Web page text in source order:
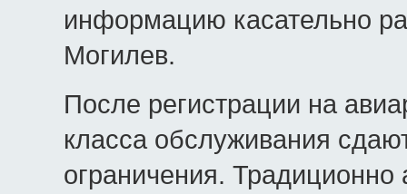
информацию касательно
Могилев.
После регистрации на
класса обслуживания
ограничения.